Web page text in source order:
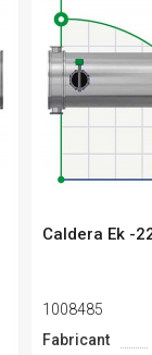
Caldera Ek -
1008485
Fabricant